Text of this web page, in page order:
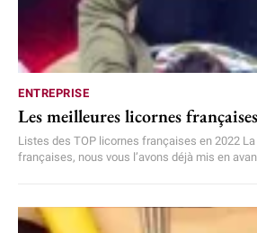
ENTREPRISE
Les meilleures licornes
Listes des TOP licornes françaises en 2022
françaises, nous vous l’avons déjà mis en